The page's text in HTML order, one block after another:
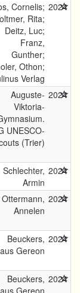
Cornelis;
Rita;
Deitz, Luc;
Franz,
Gunther;
Othon;
Verlag
2024
Auguste-
Viktoria-
UNESCO-
(Trier)
2024
Schlechter,
Armin
2024
Ottermann,
Annelen
2024
Beuckers,
Gereon
2024
Beuckers, 2024